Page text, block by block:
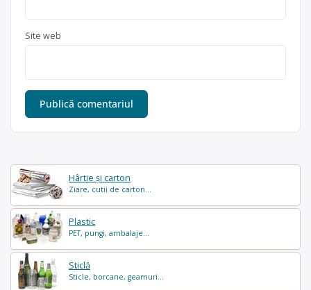
Hârtie și carton
Ziare, cutii de carton...
Plastic
PET, pungi, ambalaje...
Sticlă
Sticle, borcane, geamuri...
Site web